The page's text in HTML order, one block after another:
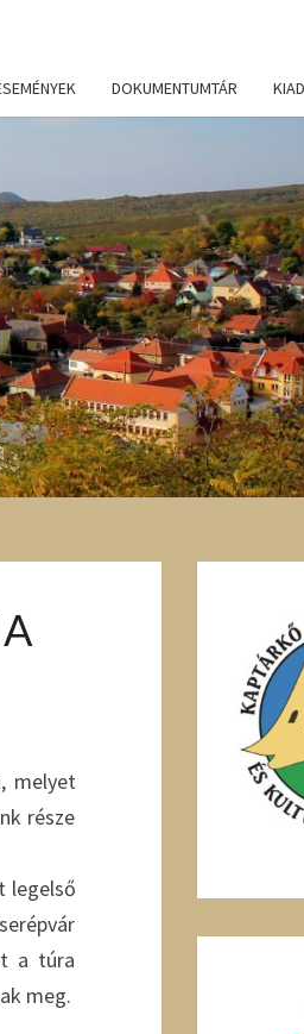
DOKUMENTUMTÁR
melyet
része
legelső
a túra
meg.